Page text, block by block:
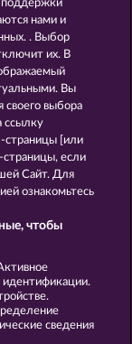
поддержки
нами и
. Выбор
их. В
Вы
выбора
ссылку
страницы [или
если
Сайт. Для
ознакомьтесь
чтобы
идентификации.
сведения